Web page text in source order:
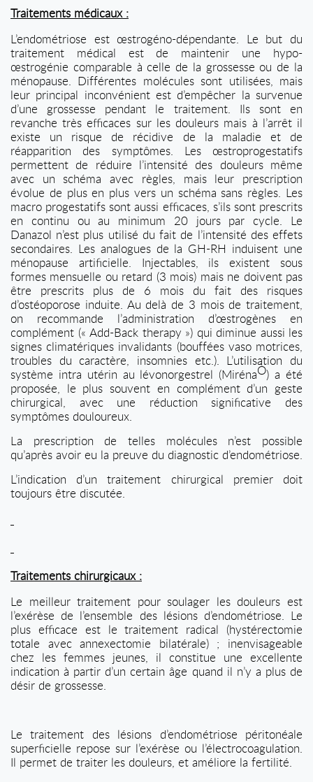
Traitements médicaux :
L’endométriose est œstrogéno-dépendante. Le but du
traitement médical est de maintenir une hypo-
œstrogénie comparable à celle de la grossesse ou de la
ménopause. Différentes molécules sont utilisées, mais
leur principal inconvénient est d’empêcher la survenue
d’une grossesse pendant le traitement. Ils sont en
revanche très efficaces sur les douleurs mais à l’arrêt il
existe un risque de récidive de la maladie et de
réapparition des symptômes. Les œstroprogestatifs
permettent de réduire l’intensité des douleurs même
avec un schéma avec règles, mais leur prescription
évolue de plus en plus vers un schéma sans règles. Les
macro progestatifs sont aussi efficaces, s’ils sont prescrits
en continu ou au minimum 20 jours par cycle. Le
Danazol n’est plus utilisé du fait de l’intensité des effets
secondaires. Les analogues de la GH-RH induisent une
ménopause artificielle. Injectables, ils existent sous
formes mensuelle ou retard (3 mois) mais ne doivent pas
être prescrits plus de 6 mois du fait des risques
d’ostéoporose induite. Au delà de 3 mois de traitement,
on recommande l’administration d’œstrogènes en
complément (« Add-Back therapy ») qui diminue aussi les
signes climatériques invalidants (bouffées vaso motrices,
troubles du caractère, insomnies etc.). L’utilisation du
système intra utérin au lévonorgestrel (MirénaÒ) a été
proposée, le plus souvent en complément d’un geste
chirurgical, avec une réduction significative des
symptômes douloureux.
La prescription de telles molécules n’est possible
qu’après avoir eu la preuve du diagnostic d’endométriose.
L’indication d’un traitement chirurgical premier doit
toujours être discutée.
Traitements chirurgicaux :
Le meilleur traitement pour soulager les douleurs est
l’exérèse de l’ensemble des lésions d’endométriose. Le
plus efficace est le traitement radical (hystérectomie
totale avec annexectomie bilatérale) ; inenvisageable
chez les femmes jeunes, il constitue une excellente
indication à partir d’un certain âge quand il n’y a plus de
désir de grossesse.
Le traitement des lésions d’endométriose péritonéale
superficielle repose sur l’exérèse ou l’électrocoagulation.
Il permet de traiter les douleurs, et améliore la fertilité.